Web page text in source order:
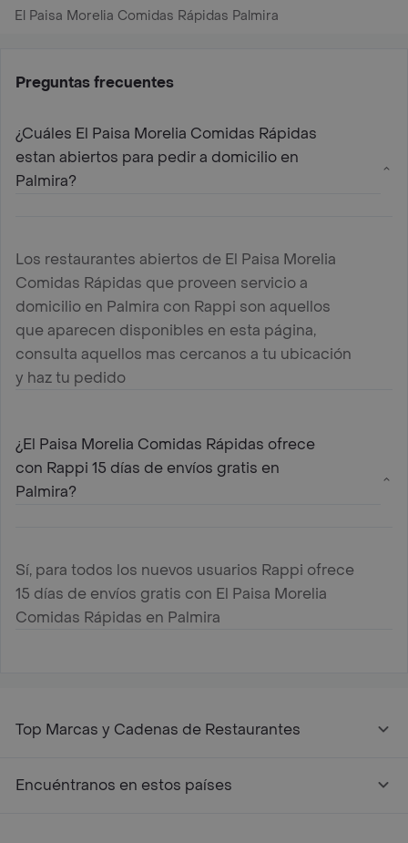
El Paisa Morelia Comidas Rápidas Palmira
Preguntas frecuentes
¿Cuáles El Paisa Morelia Comidas Rápidas
estan abiertos para pedir a domicilio en
Palmira?
Los restaurantes abiertos de El Paisa Morelia
Comidas Rápidas que proveen servicio a
domicilio en Palmira con Rappi son aquellos
que aparecen disponibles en esta página,
consulta aquellos mas cercanos a tu ubicación
y haz tu pedido
¿El Paisa Morelia Comidas Rápidas ofrece
con Rappi 15 días de envíos gratis en
Palmira?
Sí, para todos los nuevos usuarios Rappi ofrece
15 días de envíos gratis con El Paisa Morelia
Comidas Rápidas en Palmira
Top Marcas y Cadenas de Restaurantes
Encuéntranos en estos países